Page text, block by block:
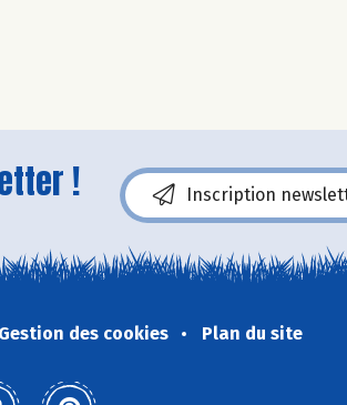
! Inscription
Gestion des cookies Plan du site